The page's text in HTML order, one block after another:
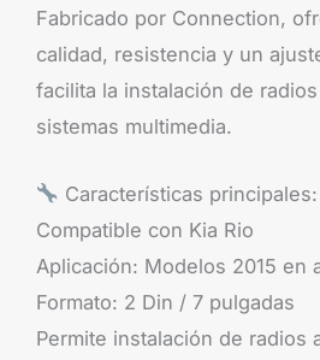
Fabricado por Connection,
calidad, resistencia y un
facilita la instalación de
sistemas multimedia.
Características principales:
Compatible con Kia Rio
Aplicación: Modelos 2015 en
Formato: 2 Din / 7 pulgadas
Permite instalación de radios